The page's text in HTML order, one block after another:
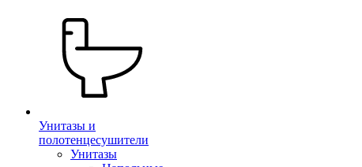
Унитазы и
полотенцесушители
Унитазы